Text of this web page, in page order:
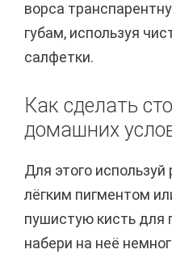
ворса
губам, используя
салфетки.
Как сделать
домашних
Для этого
лёгким пигментом
пушистую кисть для
набери на неё